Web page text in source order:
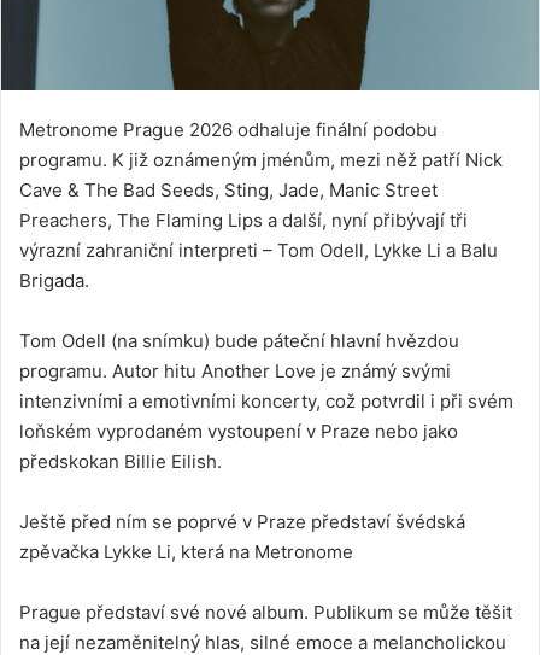
Metronome Prague 2026 odhaluje finální podobu
programu. K již oznámeným jménům, mezi něž patří Nick
Cave & The Bad Seeds, Sting, Jade, Manic Street
Preachers, The Flaming Lips a další, nyní přibývají tři
výrazní zahraniční interpreti – Tom Odell, Lykke Li a Balu
Brigada.
Tom Odell (na snímku) bude páteční hlavní hvězdou
programu. Autor hitu Another Love je známý svými
intenzivními a emotivními koncerty, což potvrdil i při svém
loňském vyprodaném vystoupení v Praze nebo jako
předskokan Billie Eilish.
Ještě před ním se poprvé v Praze představí švédská
zpěvačka Lykke Li, která na Metronome
Prague představí své nové album. Publikum se může těšit
na její nezaměnitelný hlas, silné emoce a melancholickou